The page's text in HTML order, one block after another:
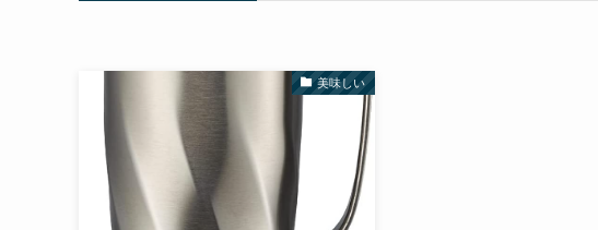
美味しい